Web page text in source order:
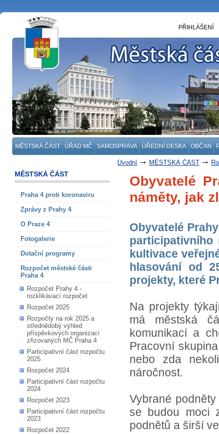
MĚSTSKÁ ČÁST ÚŘAD MČ SAMOSPRÁVA ÚŘEDNÍ DESKA OBČAN
PŘIHLÁŠENÍ
Úvodní MĚSTSKÁ ČÁST
MĚSTSKÁ ČÁST
Praha 4 proti koronaviru
Zprávy z Prahy 4
O Praze 4
Fotogalerie
Dotační programy
Rozpočet městské části
Praha 4
Rozpočet Prahy 4 -
rozklikávací rozpočet
Rozpočet 2025
Rozpočty na rok 2025 a
střednědobý výhled
příspěvkových organizací
zřizovaných MČ Praha 4
Participativní část rozpočtu
2025
Rozpočet 2024
Participativní část rozpočtu
2024
Rozpočet 2023
Participativní část rozpočtu
2023
Rozpočet 2022
Obyvatelé
náměty, jak
Obyvatelé
participativního
kultivace
hlasování od
projekty, které
Na projekty
má městská
komunikací a
Pracovní
nebo zda
náročnost.
Vybrané
se budou moci
podnětů a širší